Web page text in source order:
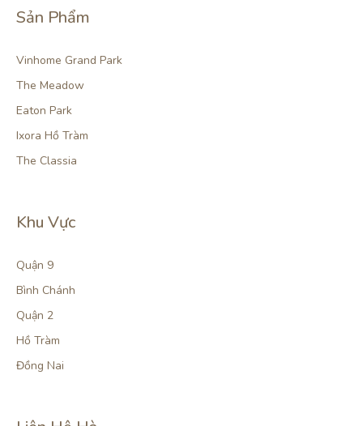
Sản Phẩm
Vinhome Grand Park
The Meadow
Eaton Park
Ixora Hồ Tràm
The Classia
Khu Vực
Quận 9
Bình Chánh
Quận 2
Hồ Tràm
Đồng Nai